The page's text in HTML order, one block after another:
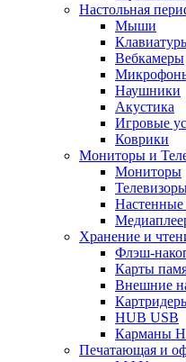
Настольная
Мыши
Вебкамеры
Наушники
Акустика
Игровые
Коврики
Мониторы и
Мониторы
Настенные
Хранение и
Флэш-
Карты
Внешние
HUB USB
Карманы
Печатающая и